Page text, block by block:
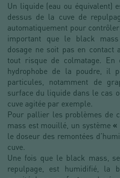
Un liquide (eau ou équivalent)
dessus de la cuve de
automatiquement pour
important que le black
dosage ne soit pas en contact
tout risque de colmatage. En
hydrophobe de la poudre, il
particules, notamment de
surface du liquide dans le cas
cuve agitée par exemple.
Pour pallier les problèmes de
mass est mouillé, un système «
le doseur des remontées
cuve.
Une fois que le black mass,
repulpage, est humidifié, la